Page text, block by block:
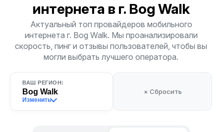
интернета в г. Bog Walk
Актуальный топ провайдеров мобильного
интернета г. Bog Walk. Мы проанализировали
скорость, пинг и отзывы пользователей, чтобы вы
могли выбрать лучшего оператора.
ВАШ РЕГИОН:
Bog Walk
Изменить
× Сбросить